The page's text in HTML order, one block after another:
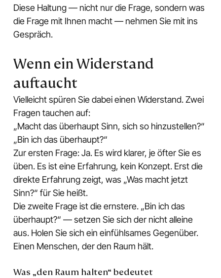
Diese Haltung — nicht nur die Frage, sondern was
die Frage mit Ihnen macht — nehmen Sie mit ins
Gespräch.
Wenn ein Widerstand
auftaucht
Vielleicht spüren Sie dabei einen Widerstand. Zwei
Fragen tauchen auf:
„Macht das überhaupt Sinn, sich so hinzustellen?“
„Bin ich das überhaupt?“
Zur ersten Frage: Ja. Es wird klarer, je öfter Sie es
üben. Es ist eine Erfahrung, kein Konzept. Erst die
direkte Erfahrung zeigt, was „Was macht jetzt
Sinn?“ für Sie heißt.
Die zweite Frage ist die ernstere. „Bin ich das
überhaupt?“ — setzen Sie sich der nicht alleine
aus. Holen Sie sich ein einfühlsames Gegenüber.
Einen Menschen, der den Raum hält.
Was „den Raum halten“ bedeutet